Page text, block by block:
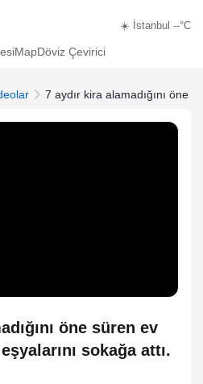
☀️ İstanbul --°C
MapDöviz Çevirici
7 aydır kira alamadığını öne
öne süren ev
sokağa attı.